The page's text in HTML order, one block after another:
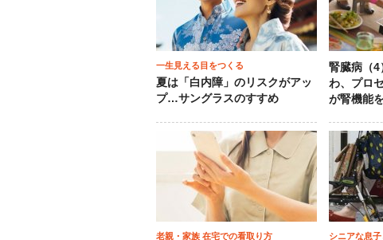
一生見える目をつくる
夏は「白内障」のリスクがアッ
プ…サングラスのすすめ
腎臓病（4
わ、プロ
が腎機能
老親・家族 在宅での看取り方 シニアな息